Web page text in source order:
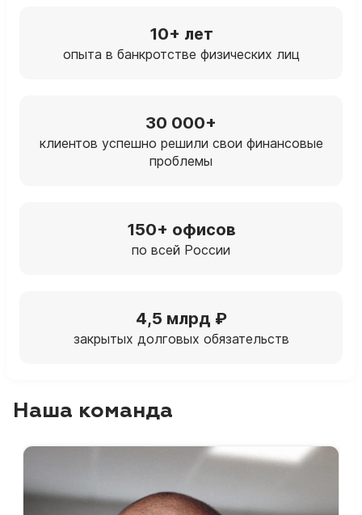
10+ лет
опыта в банкротстве физических лиц
30 000+
клиентов успешно решили свои финансовые
проблемы
150+ офисов
по всей России
4,5 млрд ₽
закрытых долговых обязательств
Наша команда